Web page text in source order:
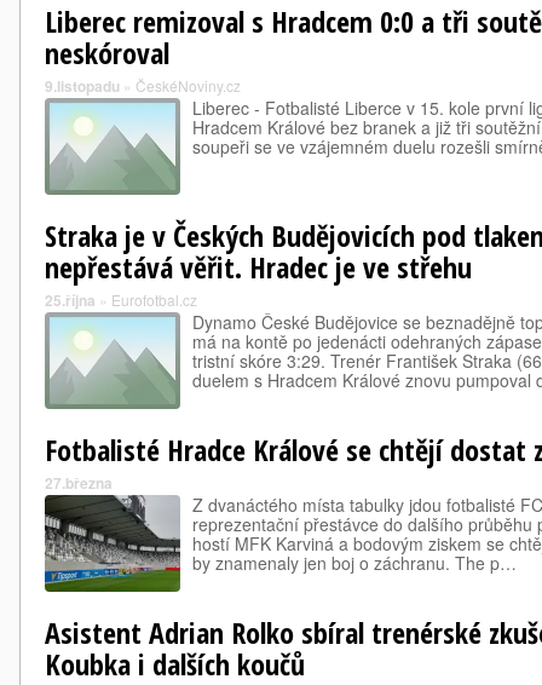
Liberec remizoval s Hradcem 0:0 a tři
neskóroval
9.listopadu » ČeskéNoviny.cz
Liberec - Fotbalisté Liberce v 15. kole první
Hradcem Králové bez branek a již tři
soupeři se ve vzájemném duelu rozešli
Straka je v Českých Budějovicích pod
nepřestává věřit. Hradec je ve střehu
25.října » Eurofotbal.cz
Dynamo České Budějovice se beznadějně
má na kontě po jedenácti odehraných
tristní skóre 3:29. Trenér František Straka
duelem s Hradcem Králové znovu
Fotbalisté Hradce Králové se chtějí dostat
27.března
Z dvanáctého místa tabulky jdou fotbalisté
reprezentační přestávce do dalšího průběhu
hostí MFK Karviná a bodovým ziskem se
by znamenaly jen boj o záchranu. The p…
Asistent Adrian Rolko sbíral trenérské
Koubka i dalších koučů